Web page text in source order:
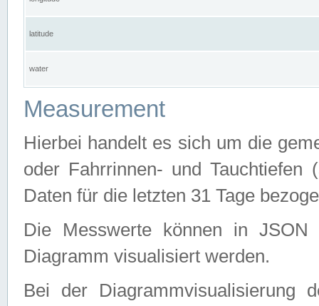
latitude
water
Measurement
Hierbei handelt es sich um die
oder Fahrrinnen- und Tauchtiefen
Daten für die letzten 31 Tage
Die Messwerte können in
Diagramm visualisiert werden.
Bei der Diagrammvisualisierung